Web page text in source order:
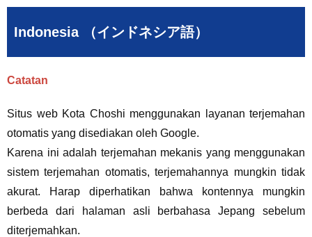
Indonesia （インドネシア語）
Catatan
Situs web Kota Choshi menggunakan layanan terjemahan
otomatis yang disediakan oleh Google.
Karena ini adalah terjemahan mekanis yang menggunakan
sistem terjemahan otomatis, terjemahannya mungkin tidak
akurat. Harap diperhatikan bahwa kontennya mungkin
berbeda dari halaman asli berbahasa Jepang sebelum
diterjemahkan.